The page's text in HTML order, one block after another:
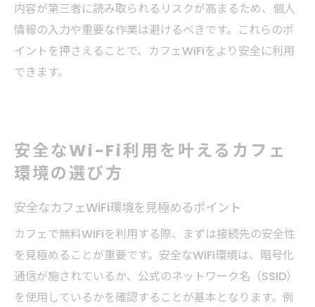
内容が第三者に読み取られるリスクが高まるため、個人
情報の入力や重要な作業は避けるべきです。これらのポ
イントを押さえることで、カフェWiFiをより安全に利用
できます。
安全なWi-Fi利用を叶えるカフェ
環境の選び方
安全なカフェWiFi環境を見極めるポイント
カフェで無料WiFiを利用する際、まずは接続先の安全性
を見極めることが重要です。安全なWiFi環境は、暗号化
通信が施されているか、公式のネットワーク名（SSID）
を使用しているかを確認することが基本となります。例